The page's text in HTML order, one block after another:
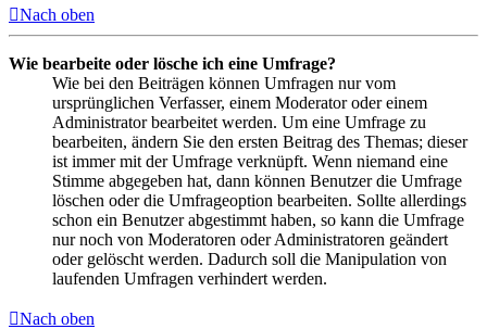
Nach oben
Wie bearbeite oder lösche ich eine Umfrage?
Wie bei den Beiträgen können Umfragen nur vom
ursprünglichen Verfasser, einem Moderator oder einem
Administrator bearbeitet werden. Um eine Umfrage zu
bearbeiten, ändern Sie den ersten Beitrag des Themas; dieser
ist immer mit der Umfrage verknüpft. Wenn niemand eine
Stimme abgegeben hat, dann können Benutzer die Umfrage
löschen oder die Umfrageoption bearbeiten. Sollte allerdings
schon ein Benutzer abgestimmt haben, so kann die Umfrage
nur noch von Moderatoren oder Administratoren geändert
oder gelöscht werden. Dadurch soll die Manipulation von
laufenden Umfragen verhindert werden.
Nach oben